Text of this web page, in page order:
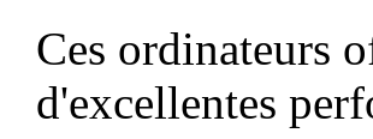
Ces ordinateurs
d'excellentes